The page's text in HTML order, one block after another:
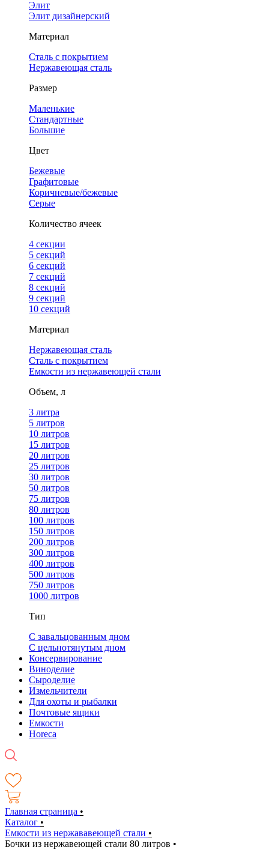
Элит
Элит дизайнерский
Материал
Сталь с покрытием
Нержавеющая сталь
Размер
Маленькие
Стандартные
Большие
Цвет
Бежевые
Графитовые
Коричневые/бежевые
Серые
Количество ячеек
4 cекции
5 секций
6 секций
7 секций
8 секций
9 секций
10 секций
Материал
Нержавеющая сталь
Сталь с покрытием
Емкости из нержавеющей стали
Объем, л
3 литра
5 литров
10 литров
15 литров
20 литров
25 литров
30 литров
50 литров
75 литров
80 литров
100 литров
150 литров
200 литров
300 литров
400 литров
500 литров
750 литров
1000 литров
Тип
С завальцованным дном
С цельнотянутым дном
Консервирование
Виноделие
Сыроделие
Измельчители
Для охоты и рыбалки
Почтовые ящики
Емкости
Horeca
Главная страница •
Каталог •
Емкости из нержававеющей стали •
Бочки из нержавеющей стали 80 литров •